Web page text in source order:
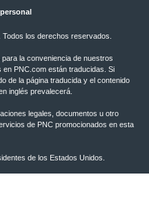
los derechos reservados.
la conveniencia de nuestros
PNC.com están traducidas. Si
de la página traducida y el contenido
inglés prevalecerá.
legales, documentos u otro
de PNC promocionados en esta
de los Estados Unidos.